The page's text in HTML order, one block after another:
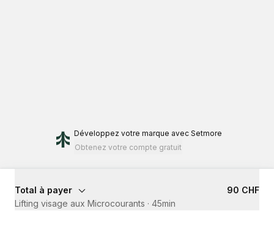
Développez votre marque avec Setmore
Obtenez votre compte gratuit
Total à payer
90 CHF
Lifting visage aux Microcourants · 45min